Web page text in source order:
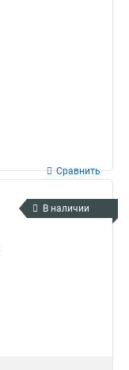
Сравнить
В наличии